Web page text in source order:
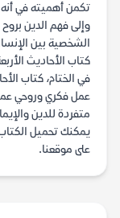
تكمن أهميته في أنه
وإلى فهم الدين
الشخصية بين
كتاب الأحاديث
في الختام، كتاب
عمل فكري وروحي
متفردة للدين
على موقعنا.